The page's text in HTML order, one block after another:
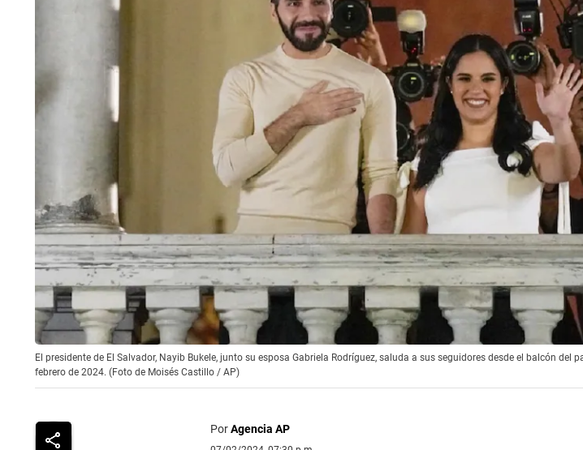
El presidente de El Salvador, Nayib Bukele, junto su esposa Gabriela Rodríguez, saluda a sus seguidores desde el balcón del
febrero de 2024. (Foto de Moisés Castillo / AP)
PorAgencia AP